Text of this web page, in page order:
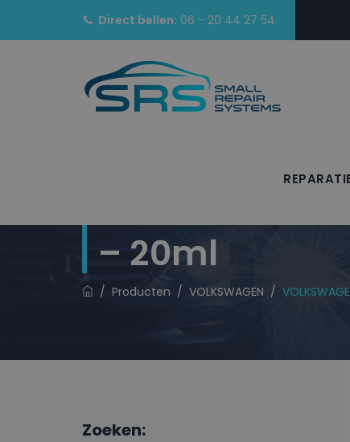
Direct bellen: 06 - 20 44 27 54
– 20ml
/ Producten / VOLKSWAGEN /
Zoeken: